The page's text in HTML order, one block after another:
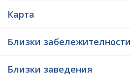
Карта
Близки забележителности
Близки заведения